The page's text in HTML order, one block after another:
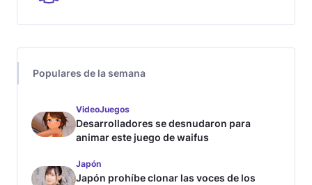
Populares de la semana
VideoJuegos
Desarrolladores se desnudaron para
animar este juego de waifus
Japón
Japón prohíbe clonar las voces de los